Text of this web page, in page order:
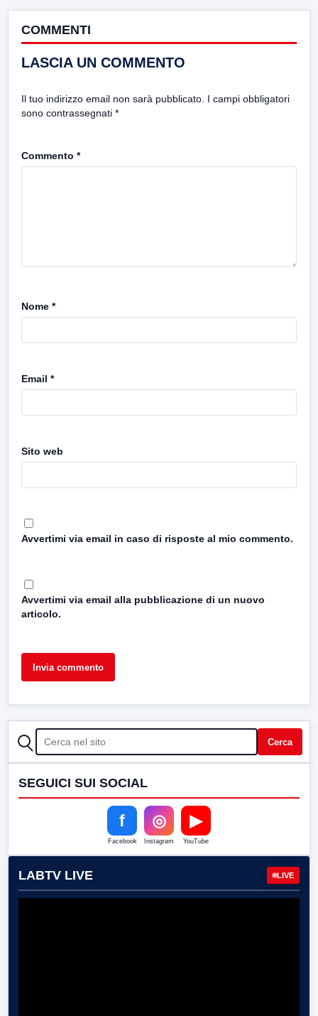
COMMENTI
LASCIA UN COMMENTO
Il tuo indirizzo email non sarà pubblicato. I campi obbligatori
sono contrassegnati *
Commento *
Nome *
Email *
Sito web
Avvertimi via email in caso di risposte al mio commento.
Avvertimi via email alla pubblicazione di un nuovo
articolo.
CERCA Cerca
SEGUICI SUI SOCIAL
f
Facebook
◎
Instagram
▶
YouTube
LABTV LIVE LIVE